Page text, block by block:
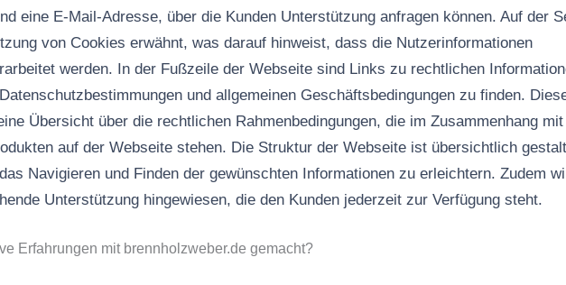
eine E-Mail-Adresse, über die Kunden Unterstützung anfragen können. Auf der
von Cookies erwähnt, was darauf hinweist, dass die Nutzerinformationen
werden. In der Fußzeile der Webseite sind Links zu rechtlichen
und allgemeinen Geschäftsbedingungen zu finden.
Übersicht über die rechtlichen Rahmenbedingungen, die im Zusammenhang mit
auf der Webseite stehen. Die Struktur der Webseite ist übersichtlich
Navigieren und Finden der gewünschten Informationen zu erleichtern. Zudem
Unterstützung hingewiesen, die den Kunden jederzeit zur Verfügung steht.
Erfahrungen mit brennholzweber.de gemacht?